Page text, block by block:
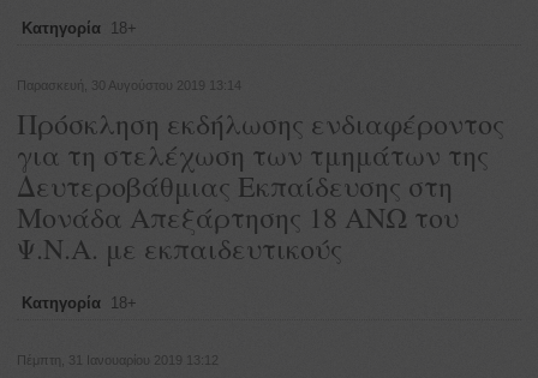
Κατηγορία 18+
Παρασκευή, 30 Αυγούστου 2019 13:14
Πρόσκληση εκδήλωσης ενδιαφέροντος
για τη στελέχωση των τμημάτων της
Δευτεροβάθμιας Εκπαίδευσης στη
Μονάδα Απεξάρτησης 18 ΑΝΩ του
Ψ.Ν.Α. με εκπαιδευτικούς
Κατηγορία 18+
Πέμπτη, 31 Ιανουαρίου 2019 13:12